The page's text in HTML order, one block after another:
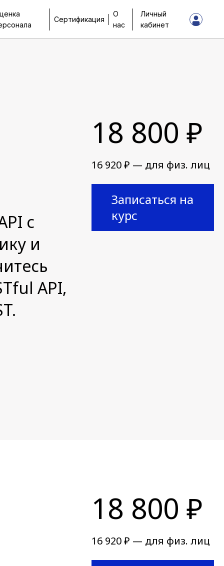
Сертификация
О
нас
Личный
кабинет
с
и
API,
18 800 ₽
16 920 ₽ — для физ. лиц
Записаться на
курс
18 800 ₽
16 920 ₽ — для физ. лиц